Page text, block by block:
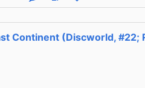
Continent (Discworld, #22;